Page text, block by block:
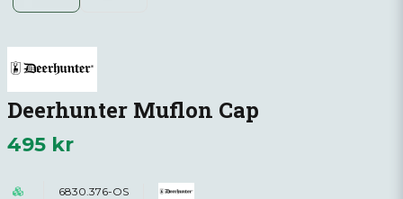
Deerhunter Muflon Cap
495 kr
6830.376-OS